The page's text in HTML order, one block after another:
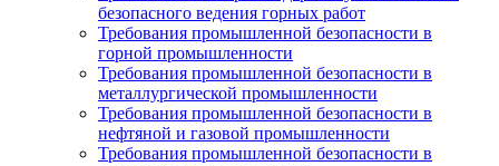
безопасного ведения горных работ
Требования промышленной безопасности в
горной промышленности
Требования промышленной безопасности в
металлургической промышленности
Требования промышленной безопасности в
нефтяной и газовой промышленности
Требования промышленной безопасности в